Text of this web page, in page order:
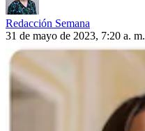
Redacción Semana
31 de mayo de 2023, 7:20 a. m.